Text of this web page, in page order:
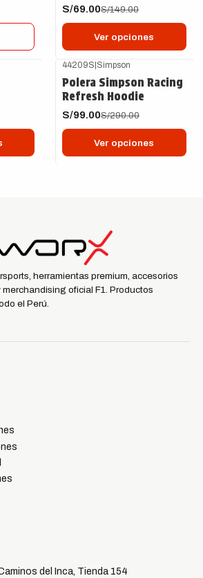
S/69.00S/149.00
Ver opciones
+1
44209S|Simpson
Polera Simpson Racing
Refresh Hoodie
S/99.00S/290.00
Ver opciones
herramientas premium, accesorios
oficial F1. Productos
el Perú.
del Inca, Tienda 154